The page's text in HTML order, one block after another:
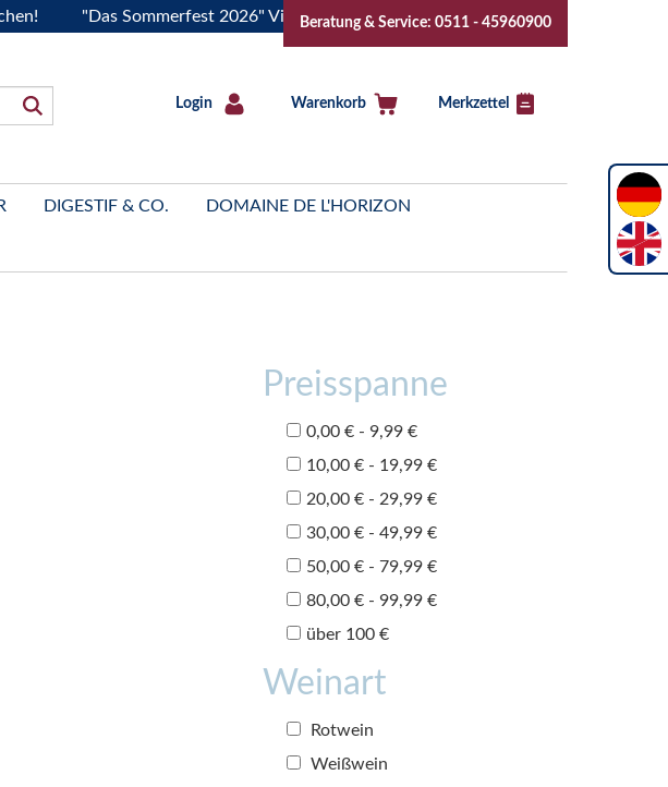
"Das Sommerfest 2026" Vive la Bourgogne..Tickets jetzt buchen!
Beratung & Service: 0511 - 45960900
Login Warenkorb Merkzettel
DIGESTIF & CO. DOMAINE DE L'HORIZON
Preisspanne
0,00 € - 9,99 €
10,00 € - 19,99 €
20,00 € - 29,99 €
30,00 € - 49,99 €
50,00 € - 79,99 €
80,00 € - 99,99 €
über 100 €
Weinart
Rotwein
Weißwein